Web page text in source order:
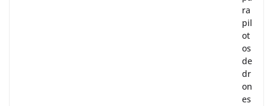
ra
pil
ot
os
de
dr
on
es